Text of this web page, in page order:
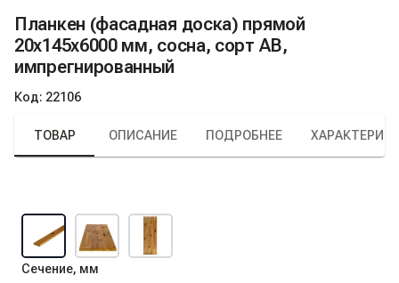
Планкен (фасадная доска) прямой
20х145х6000 мм, сосна, сорт AB,
импрегнированный
Код: 22106
ТОВАР ОПИСАНИЕ ПОДРОБНЕЕ
Сечение, мм